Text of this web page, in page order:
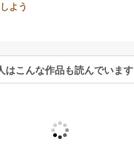
よう
はこんな作品も読んでいます